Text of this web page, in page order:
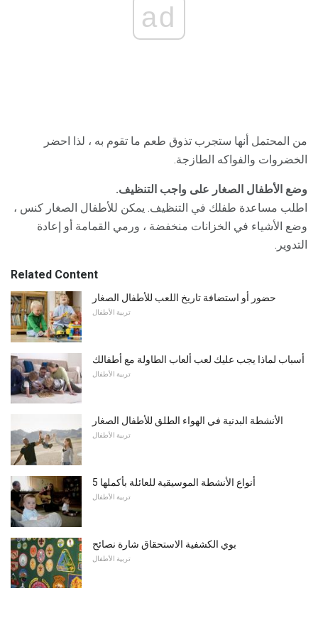
ad
من المحتمل أنها ستجرب تذوق طعم ما تقوم به ، لذا احضر
الخضروات والفواكه الطازجة.
وضع الأطفال الصغار على واجب التنظيف.
اطلب مساعدة طفلك في التنظيف. يمكن للأطفال الصغار كنس ،
وضع الأشياء في الخزانات منخفضة ، ورمي القمامة أو إعادة
التدوير.
Related Content
حضور أو استضافة تاريخ اللعب للأطفال الصغار
تربية الأطفال
أسباب لماذا يجب عليك لعب ألعاب الطاولة مع أطفالك
تربية الأطفال
الأنشطة البدنية في الهواء الطلق للأطفال الصغار
تربية الأطفال
5 أنواع الأنشطة الموسيقية للعائلة بأكملها
تربية الأطفال
بوي الكشفية الاستحقاق شارة نصائح
تربية الأطفال